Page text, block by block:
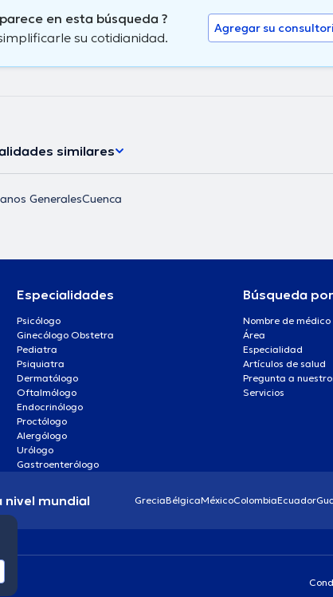
en esta búsqueda ?
su cotidianidad.
Agregar su
similares
GeneralesCuenca
Especialidades
Psicólogo
Ginecólogo Obstetra
Pediatra
Psiquiatra
Dermatólogo
Oftalmólogo
Endocrinólogo
Proctólogo
Alergólogo
Urólogo
Gastroenterólogo
Búsqueda por
Nombre de médico
Área
Especialidad
Artículos de salud
Pregunta a
Servicios
nivel mundial GreciaBélgicaMéxicoColombiaEcuador